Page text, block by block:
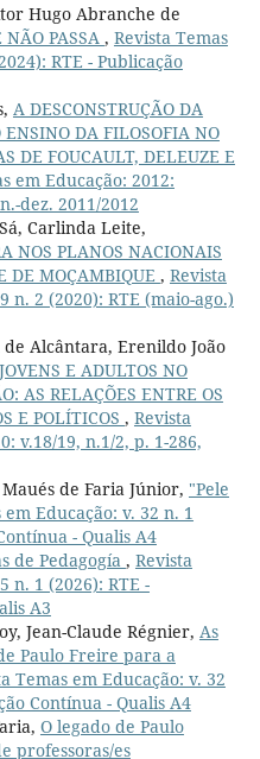
Hugo Abranche de
NÃO PASSA , Revista Temas
RTE - Publicação
A DESCONSTRUÇÃO DA
DA FILOSOFIA NO
DE FOUCAULT, DELEUZE E
em Educação: 2012:
dez. 2011/2012
Carlinda Leite,
NOS PLANOS NACIONAIS
DE MOÇAMBIQUE , Revista
n. 2 (2020): RTE (maio-ago.)
Alcântara, Erenildo João
E ADULTOS NO
AS RELAÇÕES ENTRE OS
E POLÍTICOS , Revista
v.18/19, n.1/2, p. 1-286,
de Faria Júnior, "Pele
em Educação: v. 32 n. 1
- Qualis A4
de Pedagogía , Revista
n. 1 (2026): RTE -
A3
Jean-Claude Régnier, As
Paulo Freire para a
Temas em Educação: v. 32
Contínua - Qualis A4
O legado de Paulo
professoras/es